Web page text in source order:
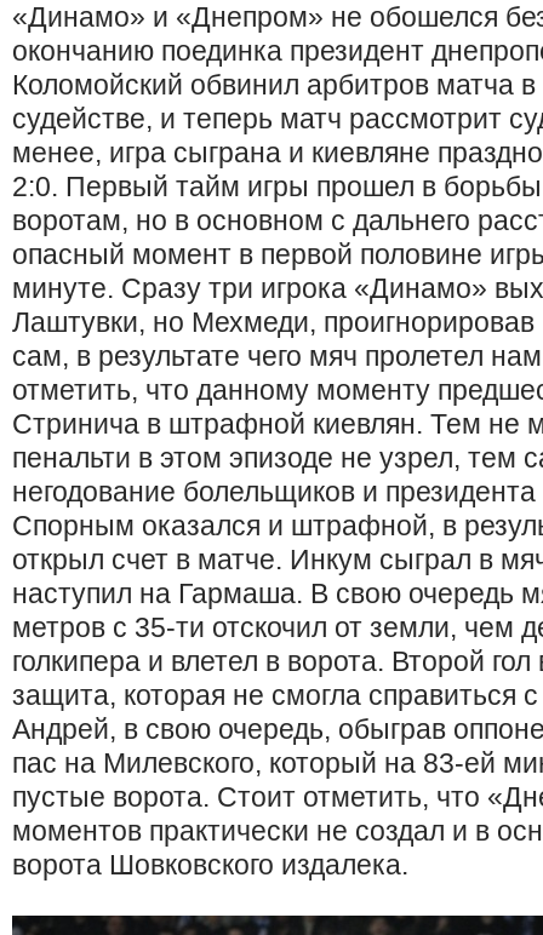
«Динамо» и «Днепром» не обошелся
окончанию поединка президент
Коломойский обвинил арбитров матча
судействе, и теперь матч рассмотрит
менее, игра сыграна и киевляне
2:0. Первый тайм игры прошел в
воротам, но в основном с дальнего
опасный момент в первой половине
минуте. Сразу три игрока «Динамо»
Лаштувки, но Мехмеди,
сам, в результате чего мяч пролетел
отметить, что данному моменту
Стринича в штрафной киевлян. Тем не
пенальти в этом эпизоде не узрел, тем
негодование болельщиков и
Спорным оказался и штрафной, в
открыл счет в матче. Инкум сыграл в
наступил на Гармаша. В свою очередь
метров с 35-ти отскочил от земли, чем
голкипера и влетел в ворота. Второй
защита, которая не смогла справиться
Андрей, в свою очередь, обыграв
пас на Милевского, который на 83-ей
пустые ворота. Стоит отметить, что
моментов практически не создал и в
ворота Шовковского издалека.